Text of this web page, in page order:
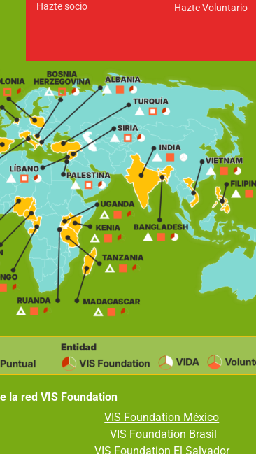
Hazte socio
Hazte Voluntario
la red VIS Foundation
VIS Foundation México
VIS Foundation Brasil
VIS Foundation El Salvador